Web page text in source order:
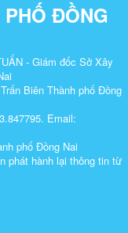
ĐỒNG
- Giám đốc Sở Xây
Biên Thành phố Đồng
Email:
phố Đồng Nai
phát hành lại thông tin từ